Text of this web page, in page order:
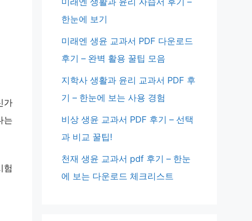
가
는
험
한눈에 보기
미래엔 생윤 교과서 PDF 다운로드
후기 – 완벽 활용 꿀팁 모음
지학사 생활과 윤리 교과서 PDF 후
기 – 한눈에 보는 사용 경험
비상 생윤 교과서 PDF 후기 – 선택
과 비교 꿀팁!
천재 생윤 교과서 pdf 후기 – 한눈
에 보는 다운로드 체크리스트